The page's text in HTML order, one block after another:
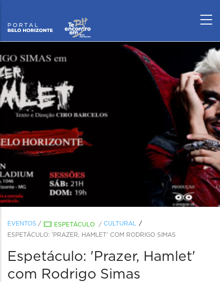
EVENTOS / ESPETÁCULO / CULTURAL
ESPETÁCULO: 'PRAZER, HAMLET' COM RODRIGO SIMAS
Espetáculo: 'Prazer, Hamlet'
com Rodrigo Simas